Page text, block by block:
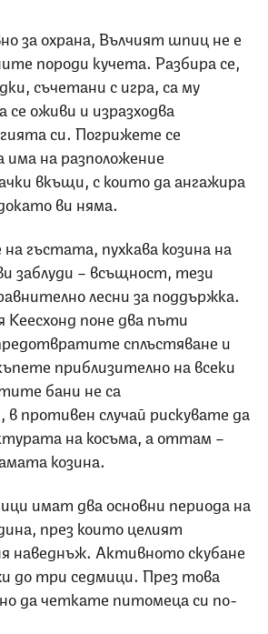
за охрана, Вълчият шпиц не е
породи кучета. Разбира се,
съчетани с игра, са му
се оживи и изразходва
си. Погрижете се
на разположение
вкъщи, с които да ангажира
ви няма.
гъстата, пухкава козина на
заблуди – всъщност, тези
лесни за поддържка.
поне два пъти
сплъстяване и
приблизително на всеки
бани не са
противен случай рискувате да
на косъма, а оттам –
козина.
имат два основни периода на
през които целият
наведнъж. Активното скубане
до три седмици. През това
да четкате питомеца си по-